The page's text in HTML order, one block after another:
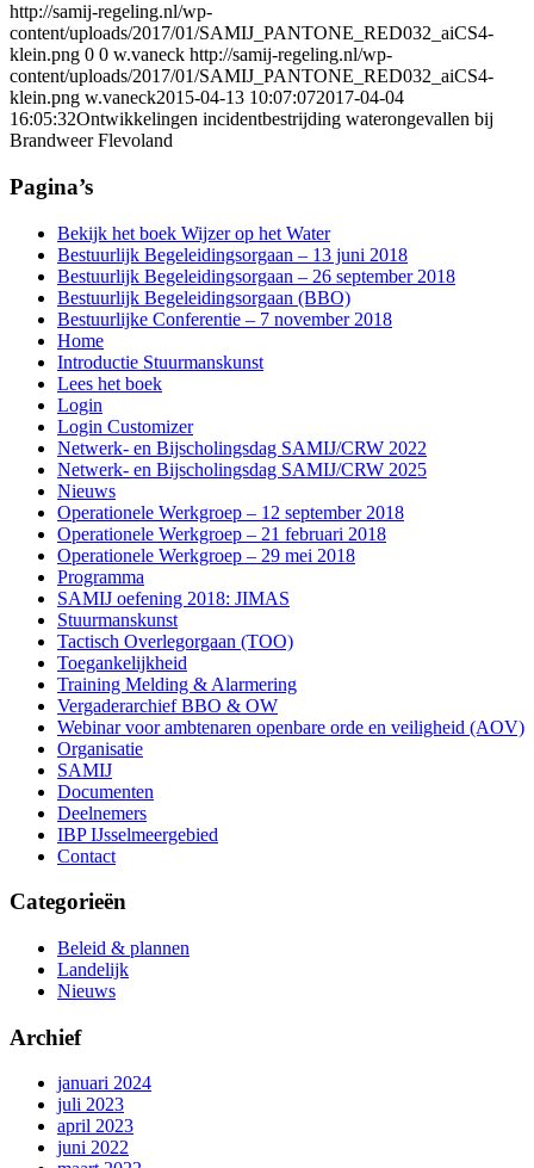
http://samij-regeling.nl/wp-
content/uploads/2017/01/SAMIJ_PANTONE_RED032_aiCS4-
klein.png 0 0 w.vaneck http://samij-regeling.nl/wp-
content/uploads/2017/01/SAMIJ_PANTONE_RED032_aiCS4-
klein.png w.vaneck2015-04-13 10:07:072017-04-04
16:05:32Ontwikkelingen incidentbestrijding waterongevallen bij
Brandweer Flevoland
Pagina’s
Bekijk het boek Wijzer op het Water
Bestuurlijk Begeleidingsorgaan – 13 juni 2018
Bestuurlijk Begeleidingsorgaan – 26 september 2018
Bestuurlijk Begeleidingsorgaan (BBO)
Bestuurlijke Conferentie – 7 november 2018
Home
Introductie Stuurmanskunst
Lees het boek
Login
Login Customizer
Netwerk- en Bijscholingsdag SAMIJ/CRW 2022
Netwerk- en Bijscholingsdag SAMIJ/CRW 2025
Nieuws
Operationele Werkgroep – 12 september 2018
Operationele Werkgroep – 21 februari 2018
Operationele Werkgroep – 29 mei 2018
Programma
SAMIJ oefening 2018: JIMAS
Stuurmanskunst
Tactisch Overlegorgaan (TOO)
Toegankelijkheid
Training Melding & Alarmering
Vergaderarchief BBO & OW
Webinar voor ambtenaren openbare orde en veiligheid (AOV)
Organisatie
SAMIJ
Documenten
Deelnemers
IBP IJsselmeergebied
Contact
Categorieën
Beleid & plannen
Landelijk
Nieuws
Archief
januari 2024
juli 2023
april 2023
juni 2022